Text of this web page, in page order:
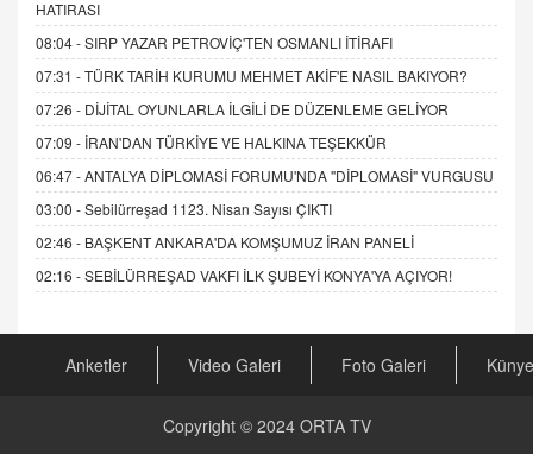
HATIRASI
08:04 -SIRP YAZAR PETROVİÇ'TEN OSMANLI İTİRAFI
07:31 -TÜRK TARİH KURUMU MEHMET AKİF'E NASIL BAKIYOR?
07:26 - DİJİTAL OYUNLARLA İLGİLİ DE DÜZENLEME GELİYOR
07:09 - İRAN'DAN TÜRKİYE VE HALKINA TEŞEKKÜR
06:47 -ANTALYA DİPLOMASİ FORUMU'NDA "DİPLOMASİ" VURGUSU
03:00 -Sebilürreşad 1123. Nisan Sayısı ÇIKTI
02:46 - BAŞKENT ANKARA'DA KOMŞUMUZ İRAN PANELİ
02:16 -SEBİLÜRREŞAD VAKFI İLK ŞUBEYİ KONYA'YA AÇIYOR!
Anketler Video Galeri Foto Galeri Künye
Copyright © 2024 ORTA TV